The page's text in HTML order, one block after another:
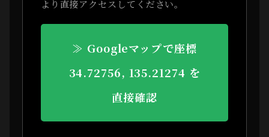
より直接アクセスしてください。
≫ Googleマップで座標
34.72756, 135.21274 を
直接確認